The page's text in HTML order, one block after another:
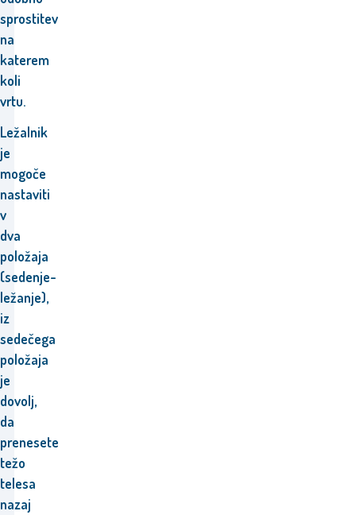
sprostitev
na
katerem
koli
vrtu.
Ležalnik
je
mogoče
nastaviti
v
dva
položaja
(sedenje-
ležanje),
iz
sedečega
položaja
je
dovolj,
da
prenesete
težo
telesa
nazaj